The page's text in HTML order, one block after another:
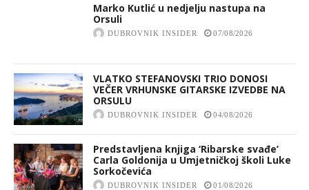
Marko Kutlić u nedjelju nastupa na
Orsuli
DUBROVNIK INSIDER 07/08/2026
VLATKO STEFANOVSKI TRIO DONOSI
VEČER VRHUNSKE GITARSKE IZVEDBE NA
ORSULU
DUBROVNIK INSIDER 04/08/2026
Predstavljena knjiga ‘Ribarske svađe’
Carla Goldonija u Umjetničkoj školi Luke
Sorkočevića
DUBROVNIK INSIDER 01/08/2026